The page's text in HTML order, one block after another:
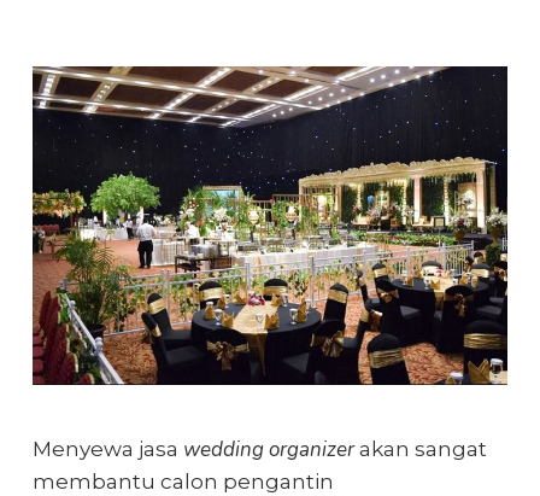
Menyewa jasa wedding organizerakan sangat
membantu calon pengantin